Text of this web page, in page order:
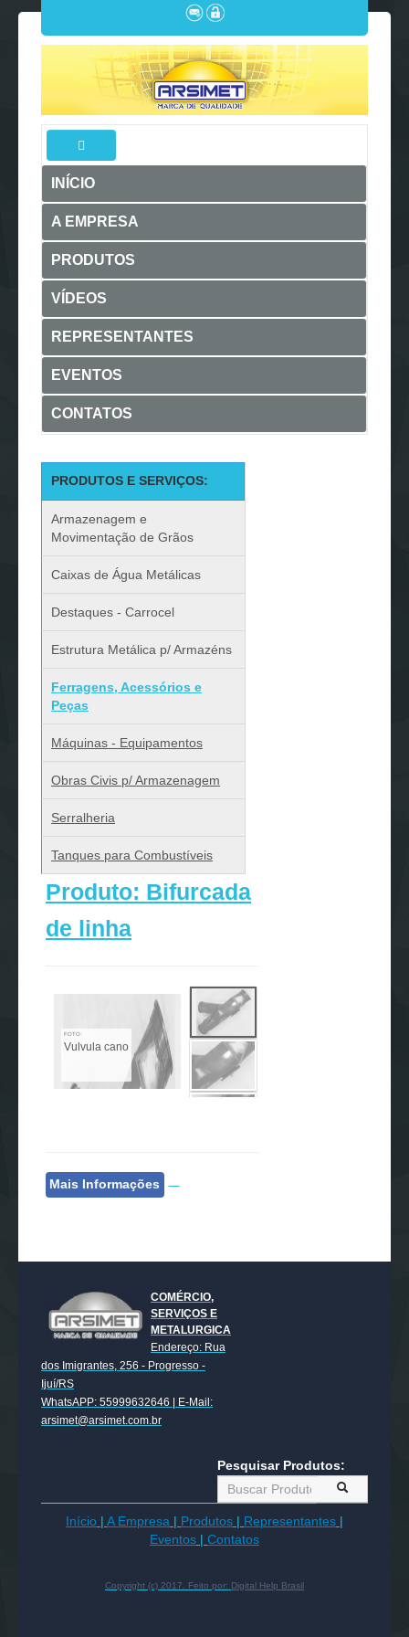
INÍCIO
A EMPRESA
PRODUTOS
VÍDEOS
REPRESENTANTES
EVENTOS
CONTATOS
PRODUTOS E SERVIÇOS:
Armazenagem e
Movimentação de Grãos
Caixas de Água Metálicas
Destaques - Carrocel
Estrutura Metálica p/ Armazéns
Ferragens, Acessórios e
Peças
Máquinas - Equipamentos
Obras Civis p/ Armazenagem
Serralheria
Tanques para Combustíveis
Produto: Bifurcada
de linha
FOTO:
Vulvula cano
Mais Informações
COMÉRCIO,
SERVIÇOS E
METALURGICA
Endereço: Rua
dos Imigrantes, 256 - Progresso -
Ijuí/RS
WhatsAPP: 55999632646 | E-Mail:
arsimet@arsimet.com.br
Pesquisar Produtos:
Início A Empresa Produtos Representantes
Eventos
Contatos
Copyright (c) 2017. Feito por: Digital Help Brasil